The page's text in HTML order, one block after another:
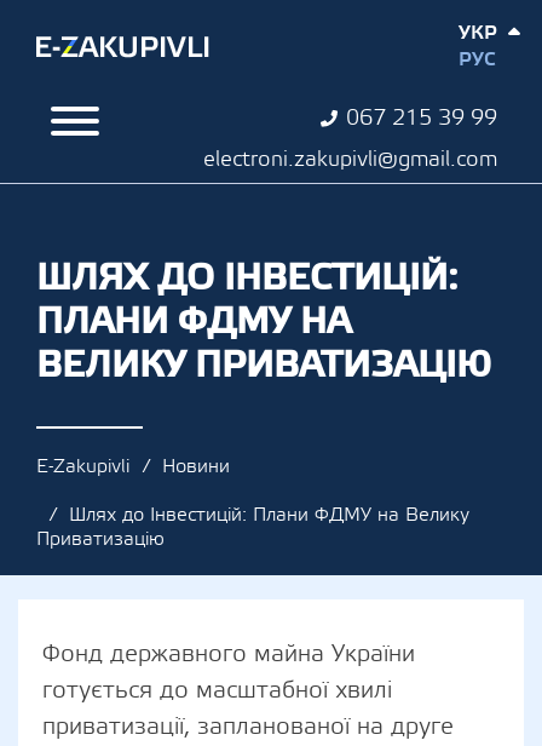
067 215 39 99
electroni.zakupivli@gmail.com
УКР
РУС
ШЛЯХ ДО ІНВЕСТИЦІЙ:
ПЛАНИ ФДМУ НА
ВЕЛИКУ ПРИВАТИЗАЦІЮ
E-Zakupivli
Новини
Шлях до Інвестицій: Плани ФДМУ на Велику
Приватизацію
Фонд державного майна України
готується до масштабної хвилі
приватизації, запланованої на друге